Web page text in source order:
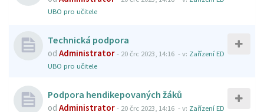
UBO pro učitele
Technická podpora
od Administrator- 20 črc 2023, 14:16 - v: Zařízení ED
UBO pro učitele
Podpora hendikepovaných žáků
od Administrator- 20 črc 2023, 14:16 - v: Zařízení ED